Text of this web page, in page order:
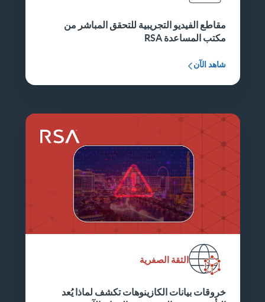
مقاطع الفيديو التجريبية للتحقق المباشر من
مكتب المساعدة RSA
شاهد الآن
الثقة الصفرية
خروقات بيانات الكازينوهات تكشف لماذا يُعد